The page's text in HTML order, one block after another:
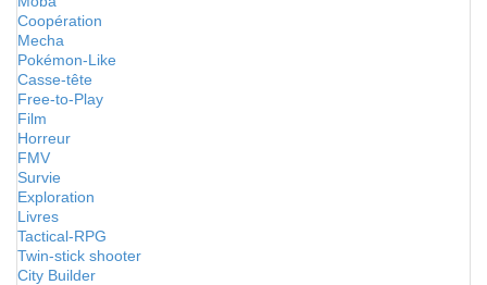
Coopération
Mecha
Pokémon-Like
Casse-tête
Free-to-Play
Film
Horreur
FMV
Survie
Exploration
Livres
Tactical-RPG
Twin-stick shooter
City Builder